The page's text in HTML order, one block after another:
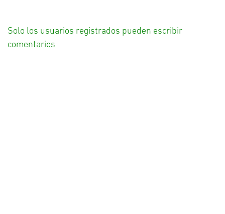
Solo los usuarios registrados pueden escribir
comentarios